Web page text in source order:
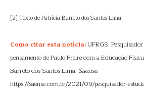
[2] Texto de Patrícia Barreto dos Santos Lima.
Como citar esta notícia:UFRGS.
pensamento de Paulo Freire com a Educação
Barreto dos Santos Lima. Saense.
https://saense.com.br/2021/09/pesquisador-